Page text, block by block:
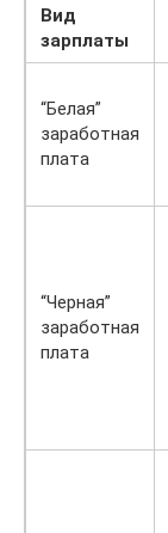
Вид
зарплаты
“Белая”
заработная
плата
“Черная”
заработная
плата